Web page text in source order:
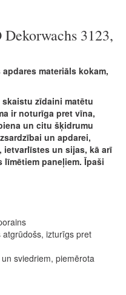
3123,
materiāls kokam,
zīdaini matētu
ir noturīga pret vīna,
un citu šķidrumu
un apdarei,
ietvarlīstes un sijas, kā arī
paneļiem. Īpaši
izturīgs pret
sviedriem, piemērota